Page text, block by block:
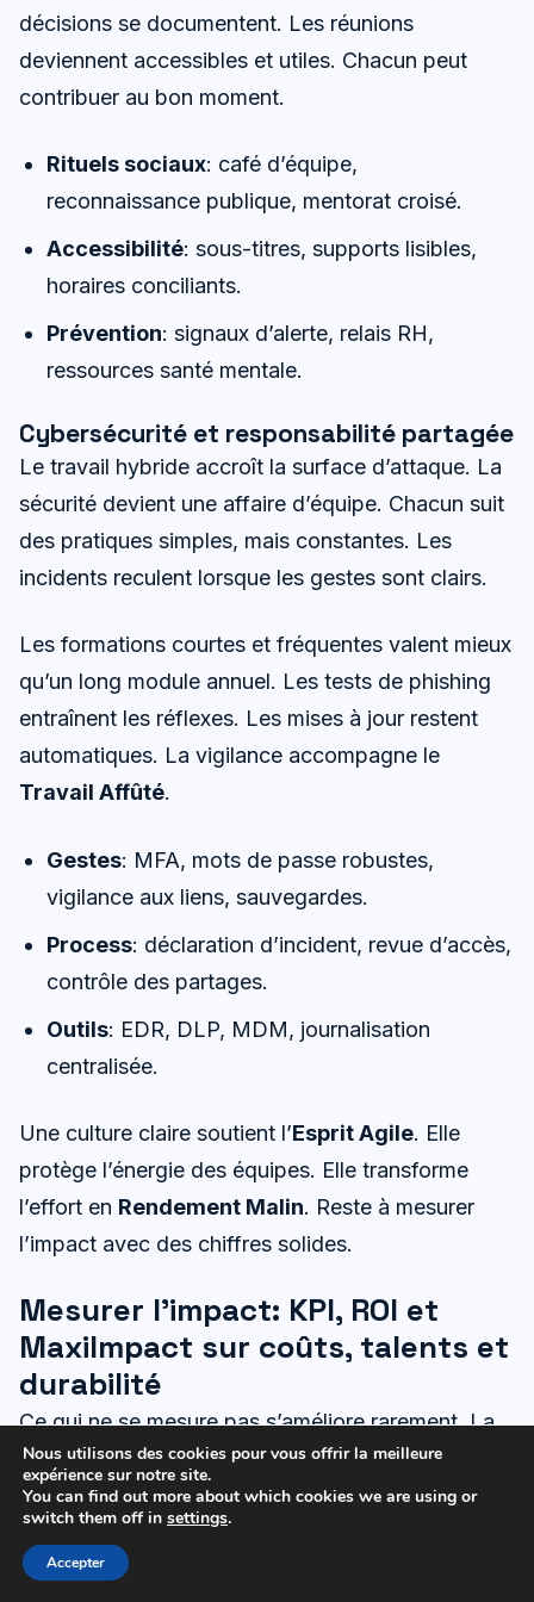
décisions se documentent. Les réunions
deviennent accessibles et utiles. Chacun peut
contribuer au bon moment.
Rituels sociaux: café d’équipe,
reconnaissance publique, mentorat croisé.
Accessibilité: sous-titres, supports lisibles,
horaires conciliants.
Prévention: signaux d’alerte, relais RH,
ressources santé mentale.
Cybersécurité et responsabilité partagée
Le travail hybride accroît la surface d’attaque. La
sécurité devient une affaire d’équipe. Chacun suit
des pratiques simples, mais constantes. Les
incidents reculent lorsque les gestes sont clairs.
Les formations courtes et fréquentes valent mieux
qu’un long module annuel. Les tests de phishing
entraînent les réflexes. Les mises à jour restent
automatiques. La vigilance accompagne le
Travail Affûté.
Gestes: MFA, mots de passe robustes,
vigilance aux liens, sauvegardes.
Process: déclaration d’incident, revue d’accès,
contrôle des partages.
Outils: EDR, DLP, MDM, journalisation
centralisée.
Une culture claire soutient l’Esprit Agile. Elle
protège l’énergie des équipes. Elle transforme
l’effort en Rendement Malin. Reste à mesurer
l’impact avec des chiffres solides.
Mesurer l’impact: KPI, ROI et
MaxiImpact sur coûts, talents et
durabilité
Ce qui ne se mesure pas s’améliore rarement. La
transformation “Work Smart” gagne en crédibilité
lorsqu’elle s’appuie sur des chiffres. Les métriques
doivent rester peu nombreuses et parlantes. Elles
couvrent le temps, la qualité, le coût et
Nous utilisons des cookies pour vous offrir la meilleure
expérience sur notre site.
You can find out more about which cookies we are using or
switch them off in settings.
Accepter